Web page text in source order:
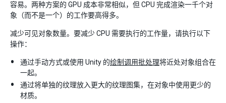
容易。两种方案的 GPU 成本非常相似，但 CPU 完成渲染一千个对
象（而不是一个）的工作要高得多。
减少可见对象数量。要减少 CPU 需要执行的工作量，请执行以下
操作：
通过手动方式或使用 Unity 的绘制调用批处理将近处对象组合在
一起。
通过将单独的纹理放入更大的纹理图集，在对象中使用更少的
材质。